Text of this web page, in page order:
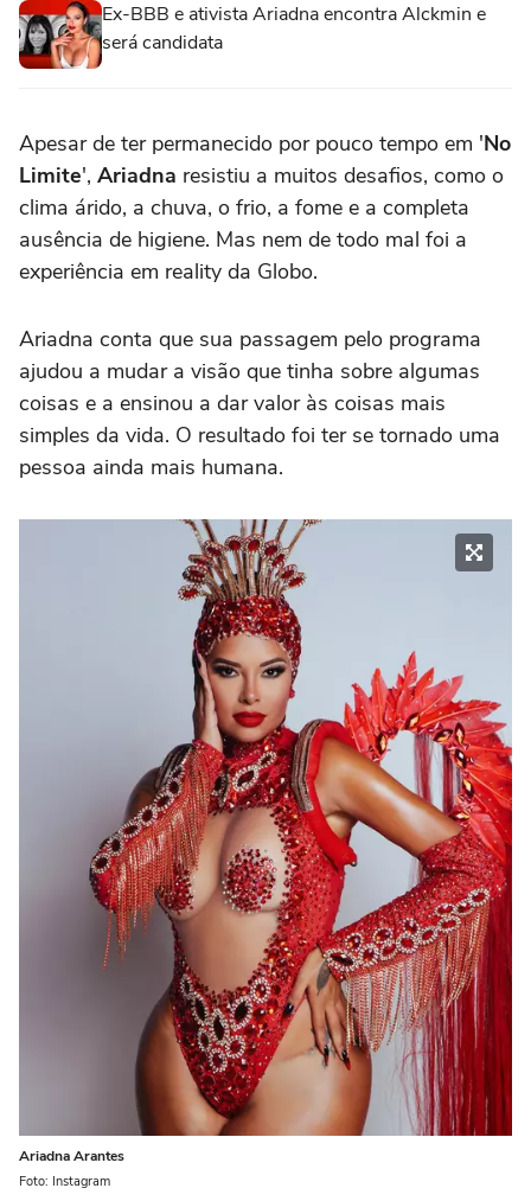
Ex-BBB e ativista Ariadna encontra Alckmin e
será candidata
Apesar de ter permanecido por pouco tempo em 'No
Limite', Ariadna resistiu a muitos desafios, como o
clima árido, a chuva, o frio, a fome e a completa
ausência de higiene. Mas nem de todo mal foi a
experiência em reality da Globo.
Ariadna conta que sua passagem pelo programa
ajudou a mudar a visão que tinha sobre algumas
coisas e a ensinou a dar valor às coisas mais
simples da vida. O resultado foi ter se tornado uma
pessoa ainda mais humana.
Ariadna Arantes
Foto: Instagram